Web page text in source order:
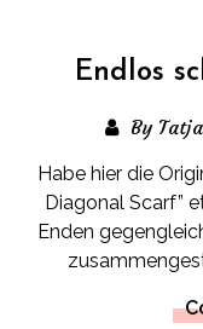
Endlos
By
Habe hier die
Diagonal Scarf”
Enden